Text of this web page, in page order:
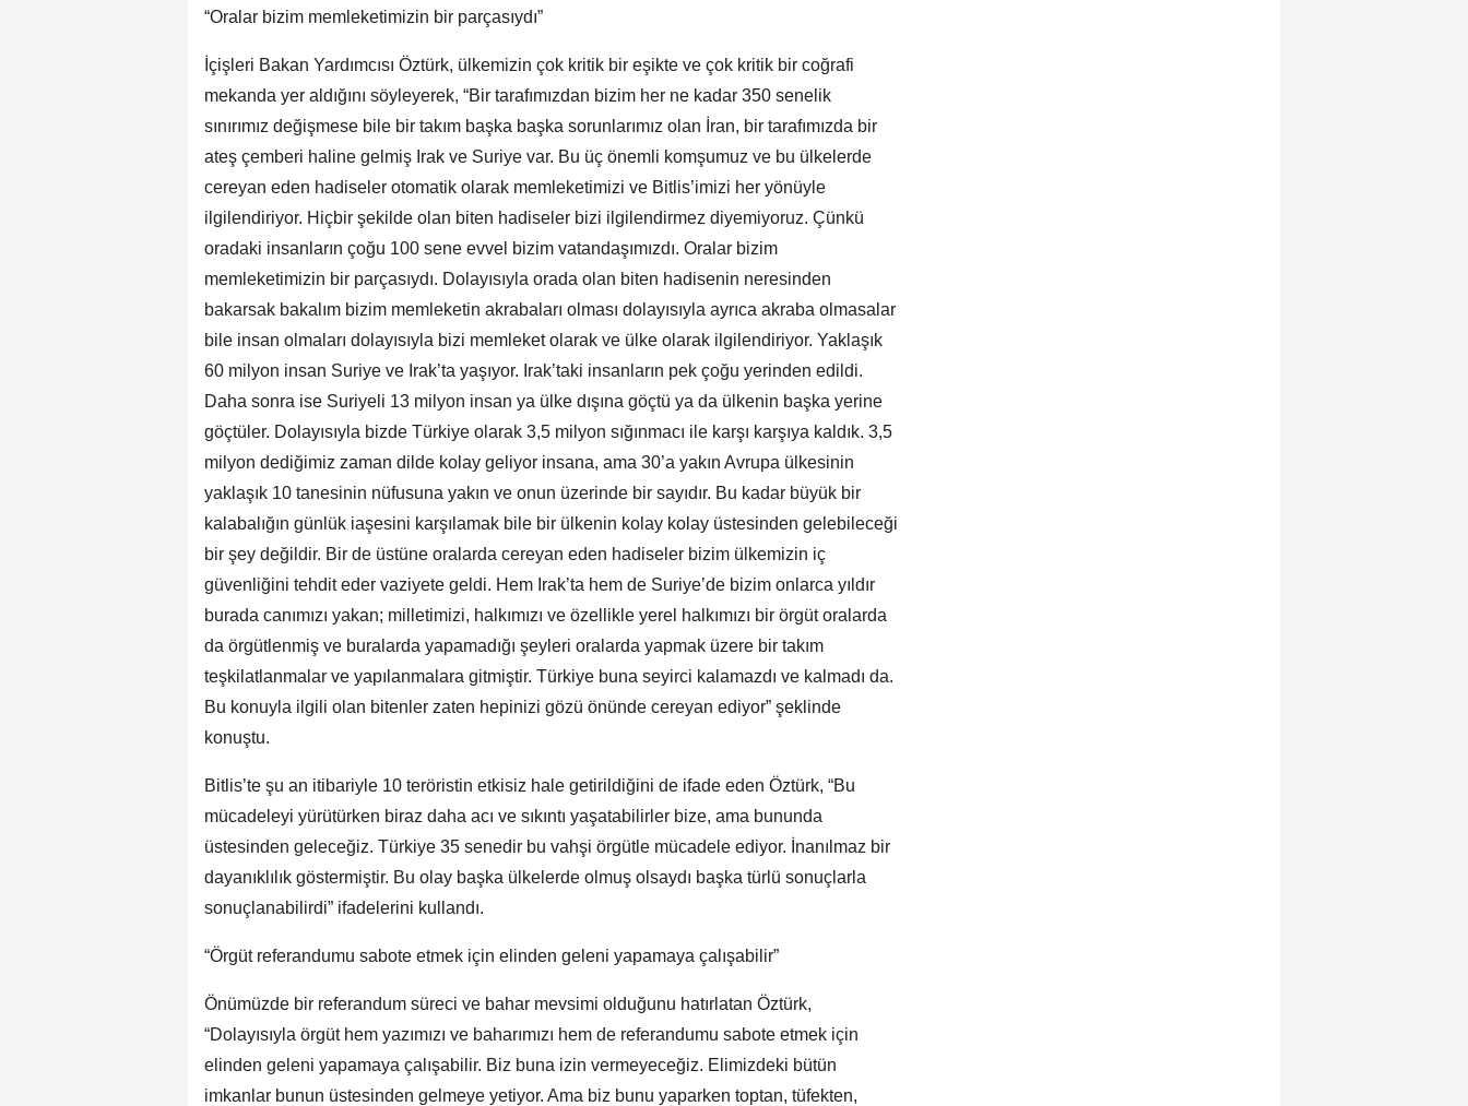
“Oralar bizim memleketimizin bir parçasıydı”
İçişleri Bakan Yardımcısı Öztürk, ülkemizin çok kritik bir eşikte ve çok kritik bir coğrafi
mekanda yer aldığını söyleyerek, “Bir tarafımızdan bizim her ne kadar 350 senelik
sınırımız değişmese bile bir takım başka başka sorunlarımız olan İran, bir tarafımızda bir
ateş çemberi haline gelmiş Irak ve Suriye var. Bu üç önemli komşumuz ve bu ülkelerde
cereyan eden hadiseler otomatik olarak memleketimizi ve Bitlis’imizi her yönüyle
ilgilendiriyor. Hiçbir şekilde olan biten hadiseler bizi ilgilendirmez diyemiyoruz. Çünkü
oradaki insanların çoğu 100 sene evvel bizim vatandaşımızdı. Oralar bizim
memleketimizin bir parçasıydı. Dolayısıyla orada olan biten hadisenin neresinden
bakarsak bakalım bizim memleketin akrabaları olması dolayısıyla ayrıca akraba olmasalar
bile insan olmaları dolayısıyla bizi memleket olarak ve ülke olarak ilgilendiriyor. Yaklaşık
60 milyon insan Suriye ve Irak’ta yaşıyor. Irak’taki insanların pek çoğu yerinden edildi.
Daha sonra ise Suriyeli 13 milyon insan ya ülke dışına göçtü ya da ülkenin başka yerine
göçtüler. Dolayısıyla bizde Türkiye olarak 3,5 milyon sığınmacı ile karşı karşıya kaldık. 3,5
milyon dediğimiz zaman dilde kolay geliyor insana, ama 30’a yakın Avrupa ülkesinin
yaklaşık 10 tanesinin nüfusuna yakın ve onun üzerinde bir sayıdır. Bu kadar büyük bir
kalabalığın günlük iaşesini karşılamak bile bir ülkenin kolay kolay üstesinden gelebileceği
bir şey değildir. Bir de üstüne oralarda cereyan eden hadiseler bizim ülkemizin iç
güvenliğini tehdit eder vaziyete geldi. Hem Irak’ta hem de Suriye’de bizim onlarca yıldır
burada canımızı yakan; milletimizi, halkımızı ve özellikle yerel halkımızı bir örgüt oralarda
da örgütlenmiş ve buralarda yapamadığı şeyleri oralarda yapmak üzere bir takım
teşkilatlanmalar ve yapılanmalara gitmiştir. Türkiye buna seyirci kalamazdı ve kalmadı da.
Bu konuyla ilgili olan bitenler zaten hepinizi gözü önünde cereyan ediyor” şeklinde
konuştu.
Bitlis’te şu an itibariyle 10 teröristin etkisiz hale getirildiğini de ifade eden Öztürk, “Bu
mücadeleyi yürütürken biraz daha acı ve sıkıntı yaşatabilirler bize, ama bununda
üstesinden geleceğiz. Türkiye 35 senedir bu vahşi örgütle mücadele ediyor. İnanılmaz bir
dayanıklılık göstermiştir. Bu olay başka ülkelerde olmuş olsaydı başka türlü sonuçlarla
sonuçlanabilirdi” ifadelerini kullandı.
“Örgüt referandumu sabote etmek için elinden geleni yapamaya çalışabilir”
Önümüzde bir referandum süreci ve bahar mevsimi olduğunu hatırlatan Öztürk,
“Dolayısıyla örgüt hem yazımızı ve baharımızı hem de referandumu sabote etmek için
elinden geleni yapamaya çalışabilir. Biz buna izin vermeyeceğiz. Elimizdeki bütün
imkanlar bunun üstesinden gelmeye yetiyor. Ama biz bunu yaparken toptan, tüfekten,